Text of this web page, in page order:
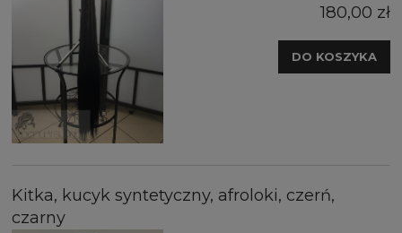
180,00 zł
DO KOSZYKA
Kitka, kucyk syntetyczny, afroloki, czerń,
czarny